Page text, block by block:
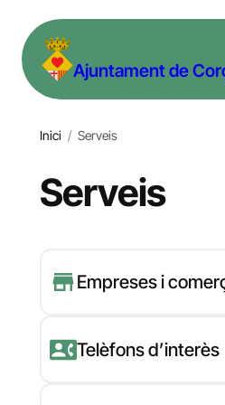
contingut Ajuntament de
Inici / Serveis
Serveis
Empreses i
Telèfons d’interès